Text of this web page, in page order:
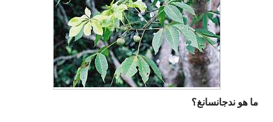
ما هو ندجانسانغ؟